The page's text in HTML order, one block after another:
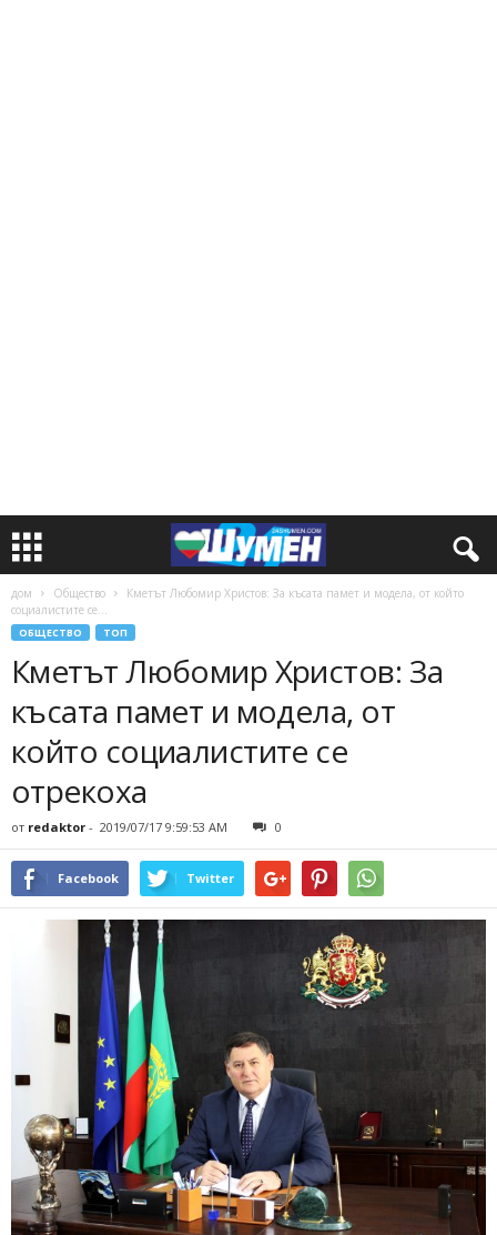
дом Общество
Кметът Любомир Христов: За късата памет и модела, от който
социалистите се...
ОБЩЕСТВО ТОП
Кметът Любомир Христов: За
късата памет и модела, от
който социалистите се
отрекоха
от redaktor - 2019/07/17 9:59:53 AM 0
Facebook Twitter